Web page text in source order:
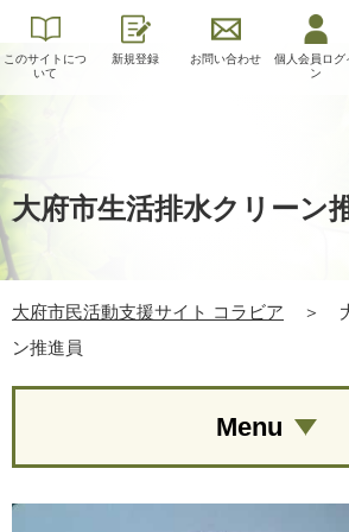
このサイトにつ
いて
新規登録 お問い合わせ
個人会員ログ
ン
大府市生活排水クリーン
大府市民活動支援サイト コラビア ＞
ン推進員
Menu